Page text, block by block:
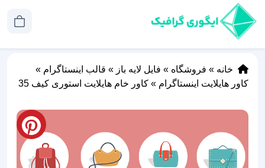
خانه » فروشگاه » فایل لایه باز » قالب اینستاگرام »
کاور هایلایت اینستاگرام » کاور خام هایلایت استوری کیف 35